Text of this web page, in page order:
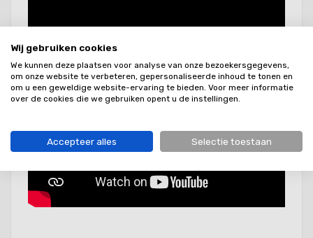
Wij gebruiken cookies
We kunnen deze plaatsen voor analyse van onze bezoekersgegevens,
om onze website te verbeteren, gepersonaliseerde inhoud te tonen en
om u een geweldige website-ervaring te bieden. Voor meer informatie
over de cookies die we gebruiken opent u de instellingen.
Accepteer alles Selectie toestaan